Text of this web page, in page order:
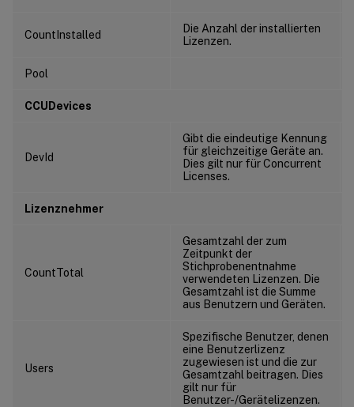
CountInstalled
Die Anzahl der installierten
Lizenzen.
Pool
CCUDevices
DevId
Gibt die eindeutige Kennung
für gleichzeitige Geräte an.
Dies gilt nur für Concurrent
Licenses.
Lizenznehmer
CountTotal
Gesamtzahl der zum
Zeitpunkt der
Stichprobenentnahme
verwendeten Lizenzen. Die
Gesamtzahl ist die Summe
aus Benutzern und Geräten.
Users
Spezifische Benutzer, denen
eine Benutzerlizenz
zugewiesen ist und die zur
Gesamtzahl beitragen. Dies
gilt nur für
Benutzer-/Gerätelizenzen.